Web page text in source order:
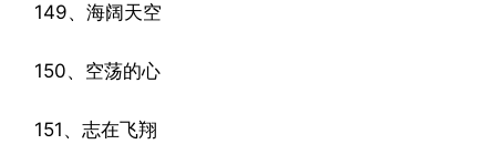
149、海阔天空
150、空荡的心
151、志在飞翔